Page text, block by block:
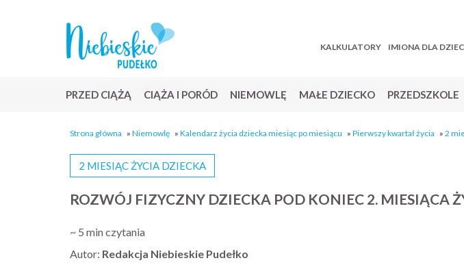
KALKULATORY IMIONA DLA
PRZED CIĄŻĄ CIĄŻA I PORÓD NIEMOWLĘ MAŁE DZIECKO PRZEDSZKOLE
Strona główna » Niemowlę » Kalendarz życia dziecka miesiąc po miesiącu » Pierwszy kwartał życia » 2
ROZWÓJ FIZYCZNY DZIECKA POD KONIEC 2. MIESIĄCA
2 MIESIĄC ŻYCIA DZIECKA
~ 5 min czytania
Autor: Redakcja Niebieskie Pudełko